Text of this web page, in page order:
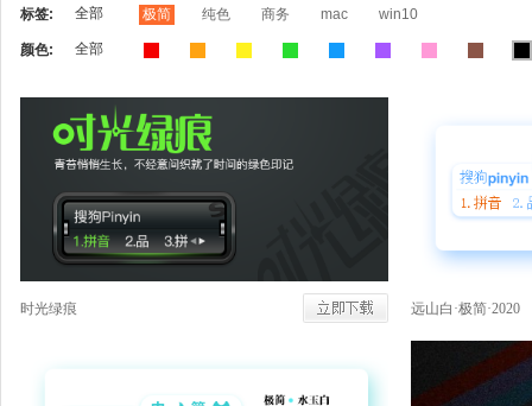
标签: 全部 极简 纯色 商务 mac win10
颜色: 全部
时光绿痕 远山白·极简·2020